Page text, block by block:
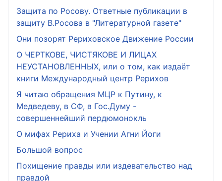
Защита по Росову. Ответные публикации в
защиту В.Росова в "Литературной газете"
Они позорят Рериховское Движение России
О ЧЕРТКОВЕ, ЧИСТЯКОВЕ И ЛИЦАХ
НЕУСТАНОВЛЕННЫХ, или о том, как издаёт
книги Международный центр Рерихов
Я читаю обращения МЦР к Путину, к
Медведеву, в СФ, в Гос.Думу -
совершеннейший пердюмонокль
О мифах Рериха и Учении Агни Йоги
Большой вопрос
Похищение правды или издевательство над
правдой